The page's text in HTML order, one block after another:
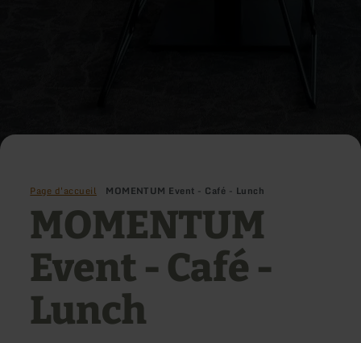
Page d'accueil MOMENTUM Event - Café - Lunch
MOMENTUM
Event - Café -
Lunch